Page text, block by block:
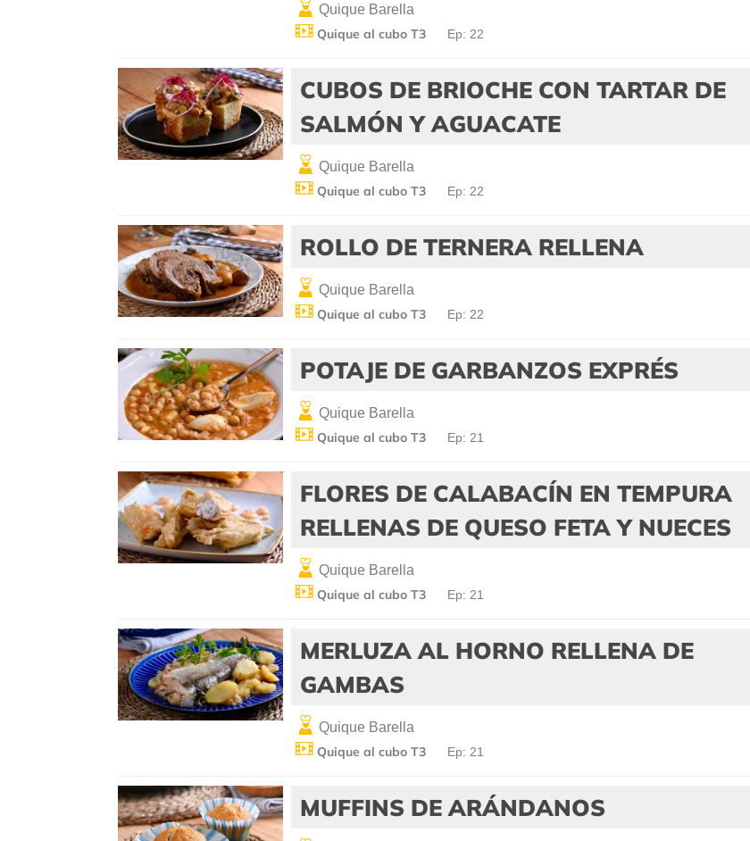
Quique Barella
Quique al cubo T3 Ep: 22
CUBOS DE BRIOCHE CON TARTAR DE
SALMÓN Y AGUACATE
Quique Barella
Quique al cubo T3 Ep: 22
ROLLO DE TERNERA RELLENA
Quique Barella
Quique al cubo T3 Ep: 22
POTAJE DE GARBANZOS EXPRÉS
Quique Barella
Quique al cubo T3 Ep: 21
FLORES DE CALABACÍN EN TEMPURA
RELLENAS DE QUESO FETA Y NUECES
Quique Barella
Quique al cubo T3 Ep: 21
MERLUZA AL HORNO RELLENA DE
GAMBAS
Quique Barella
Quique al cubo T3 Ep: 21
MUFFINS DE ARÁNDANOS